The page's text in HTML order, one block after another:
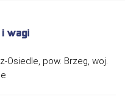
Osiedle, pow. Brzeg, woj.